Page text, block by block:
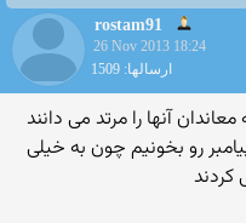
rostam91
26 Nov 2013 18:24
ارسالها: 1509
معاندان آنها را مرتد می دانند
رو بخونیم چون به خیلی
کردند